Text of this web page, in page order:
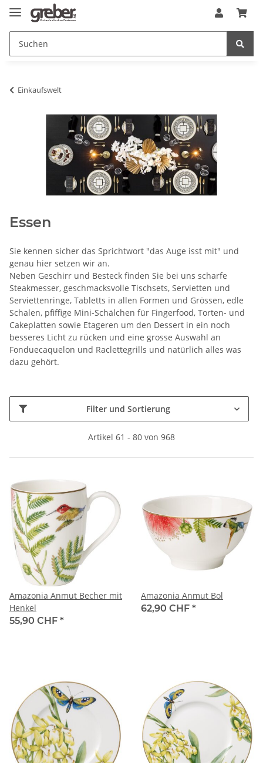
Einkaufswelt
Essen
Sie kennen sicher das Sprichtwort "das Auge isst mit" und
genau hier setzen wir an.
Neben Geschirr und Besteck finden Sie bei uns scharfe
Steakmesser, geschmacksvolle Tischsets, Servietten und
Serviettenringe, Tabletts in allen Formen und Grössen, edle
Schalen, pfiffige Mini-Schälchen für Fingerfood, Torten- und
Cakeplatten sowie Etageren um den Dessert in ein noch
besseres Licht zu rücken und eine grosse Auswahl an
Fonduecaquelon und Raclettegrills und natürlich alles was
dazu gehört.
Filter und Sortierung
Artikel 61 - 80 von 968
Amazonia Anmut Becher mit
Henkel
55,90 CHF *
Amazonia Anmut Bol
62,90 CHF *